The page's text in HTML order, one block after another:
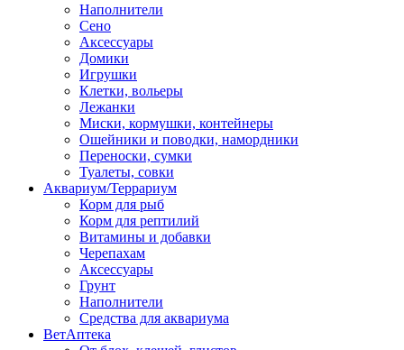
Наполнители
Сено
Аксессуары
Домики
Игрушки
Клетки, вольеры
Лежанки
Миски, кормушки, контейнеры
Ошейники и поводки, намордники
Переноски, сумки
Туалеты, совки
Аквариум/Террариум
Корм для рыб
Корм для рептилий
Витамины и добавки
Черепахам
Аксессуары
Грунт
Наполнители
Средства для аквариума
ВетАптека